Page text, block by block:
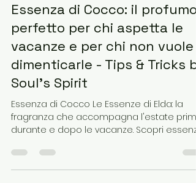
Elena Iollo
10 giu
Tempo di lettura: 6 min
Essenza di Cocco: il profumo
perfetto per chi aspetta le
vacanze e per chi non vuole
dimenticarle - Tips & Tricks
Soul's Spirit
Essenza di Cocco Le Essenze di Elda: la
fragranza che accompagna l'estate